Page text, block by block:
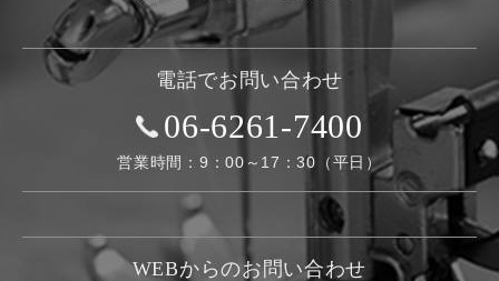
電話でお問い合わせ
06-6261-7400
営業時間：9：00～17：30（平日）
WEBからのお問い合わせ